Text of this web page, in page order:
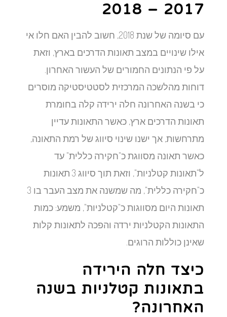
2017 – 2018
עם סיומה של שנת 2018, חשוב להבין האם חלו אי
אילו שינויים במצב תאונות הדרכים בארץ, וזאת
על פי הנתונים החמורים של העשור האחרון.
דוחות מהלשכה המרכזית לסטטיסטיקה מוסרים
כי בשנה האחרונה חלה ירידה קלה בחומרת
תאונות הדרכים ארץ, כאשר התאונות עדיין
מתרחשות, אך ישנו שינוי סיווג של רמת התאונה,
כאשר תאונה מסווגת כ"חקירה כללית" עד
ל"תאונות קטלניות", וזאת תוך סיווג 3 תאונות
כ"חקירה כללית", מה שמשנה את מצב העבר בו 3
תאונות היום מסווגות כ"קטלניות", משמע: כמות
התאונות הקטלניות ירדה והפכה לתאונות קלות
שאינן כוללות הרוגים.
כיצד חלה הירידה
בתאונות קטלניות בשנה
האחרונה?